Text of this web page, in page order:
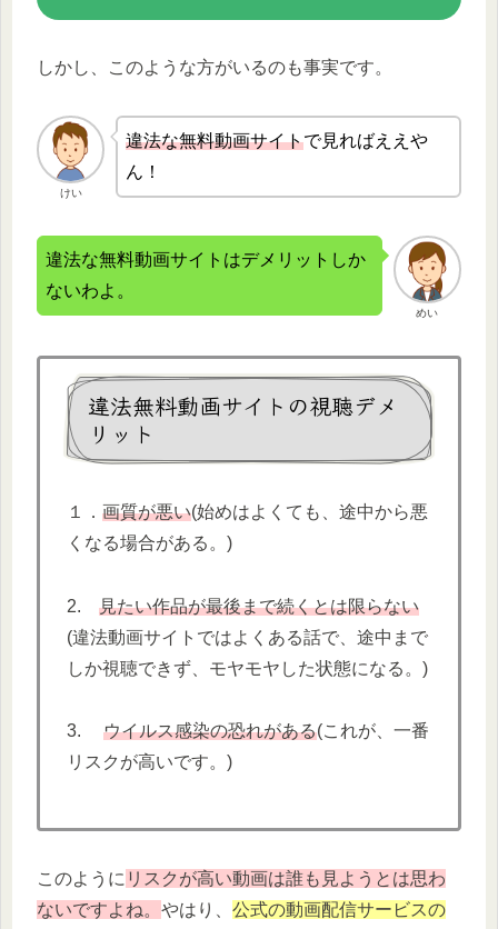
しかし、このような方がいるのも事実です。
けい
違法な無料動画サイトで見ればええや
ん！
めい
違法な無料動画サイトはデメリットしか
ないわよ。
違法無料動画サイトの視聴デメ
リット
１． 画質が悪い(始めはよくても、途中から悪
くなる場合がある。)
2. 見たい作品が最後まで続くとは限らない
(違法動画サイトではよくある話で、途中まで
しか視聴できず、モヤモヤした状態になる。)
3. ウイルス感染の恐れがある(これが、一番
リスクが高いです。)
このように リスクが高い動画は誰も見ようとは思わ
ないですよね。 やはり、 公式の動画配信サービスの